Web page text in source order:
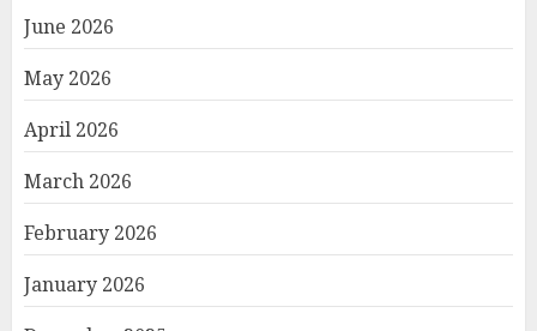
June 2026
May 2026
April 2026
March 2026
February 2026
January 2026